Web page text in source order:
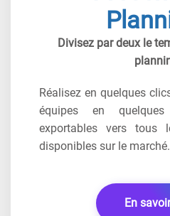
Divisez par deux le
Réalisez en quelques
équipes en
exportables vers tous
disponibles sur le marché.
En